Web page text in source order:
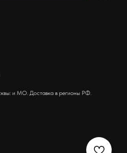
и МО. Доставка в регионы РФ.